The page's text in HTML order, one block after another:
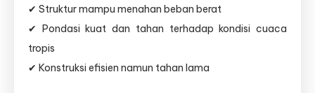
✔ Struktur mampu menahan beban berat
✔ Pondasi kuat dan tahan terhadap kondisi cuaca
tropis
✔ Konstruksi efisien namun tahan lama